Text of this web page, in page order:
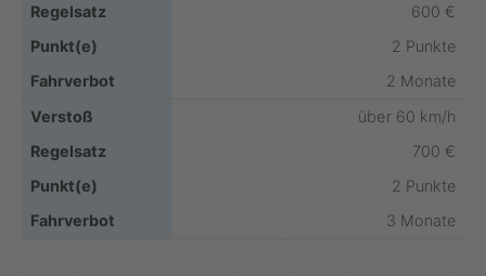
600 €
2 Punkte
2 Monate
über 60 km/h
700 €
2 Punkte
3 Monate